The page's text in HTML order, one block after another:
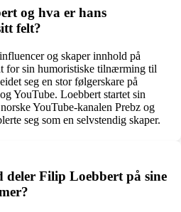
og hva er hans
felt?
og skaper innhold på
for sin humoristiske tilnærming til
seg en stor følgerskare på
YouTube. Loebbert startet sin
YouTube-kanalen Prebz og
seg som en selvstendig skaper.
Filip Loebbert på sine